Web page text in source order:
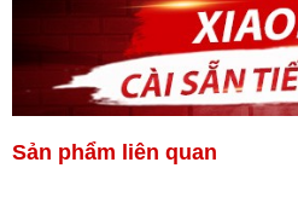
Sản phẩm liên quan